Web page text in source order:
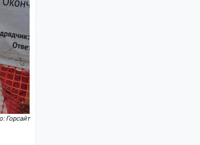
Горсайт